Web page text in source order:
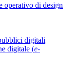
operativo di design
digitali
digitale (e-